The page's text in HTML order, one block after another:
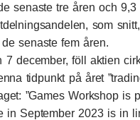
senaste tre åren och 9,3
som
senaste fem åren.
7 december, föll aktien
tidpunkt på året ”
”Games Workshop is
in September 2023 is in